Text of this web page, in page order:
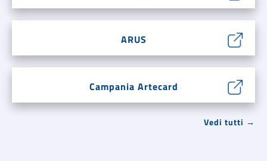
ARUS
Campania Artecard
Vedi tutti →